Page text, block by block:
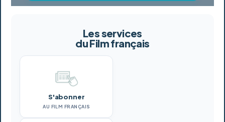
Les services
du Film français
S'abonner
AU FILM FRANÇAIS